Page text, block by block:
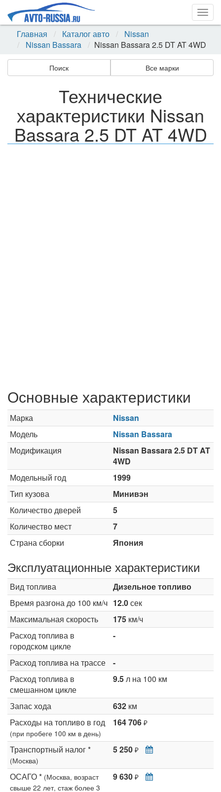
Главная
Каталог авто
Nissan
Nissan Bassara
Nissan Bassara 2.5 DT AT 4WD
Поиск Все марки
Технические
характеристики Nissan
Bassara 2.5 DT AT 4WD
Основные характеристики
Марка
Nissan
Модель
Nissan Bassara
Модификация
Nissan Bassara 2.5 DT AT
4WD
Модельный год
1999
Тип кузова
Минивэн
Количество дверей
5
Количество мест
7
Страна сборки
Япония
Эксплуатационные характеристики
Вид топлива
Дизельное топливо
Время разгона до 100 км/ч 12.0сек
Максимальная скорость
175 км/ч
Расход топлива в
городском цикле
-
Расход топлива на трассе
-
Расход топлива в
смешанном цикле
9.5л на 100 км
Запас хода 632 км
Расходы на топливо в год
(при пробеге 100 км в день)
164 706 ₽
Транспортный налог *
(Москва)
5 250 ₽
ОСАГО * (Москва, возраст
свыше 22 лет, стаж более 3
9 630 ₽